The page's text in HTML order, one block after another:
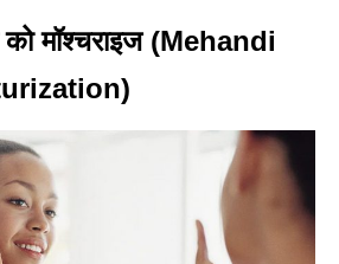
को मॉश्चराइज (Mehandi